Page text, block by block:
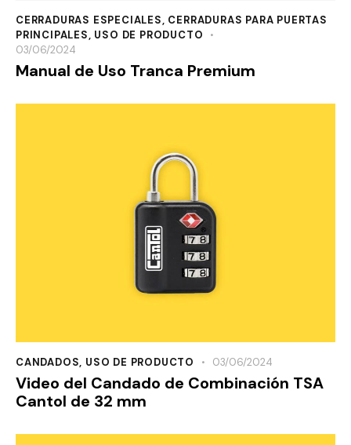
CERRADURAS ESPECIALES, CERRADURAS PARA PUERTAS
PRINCIPALES, USO DE PRODUCTO
03/06/2024
Manual de Uso Tranca Premium
CANDADOS, USO DE PRODUCTO 03/06/2024
Video del Candado de Combinación TSA
Cantol de 32 mm